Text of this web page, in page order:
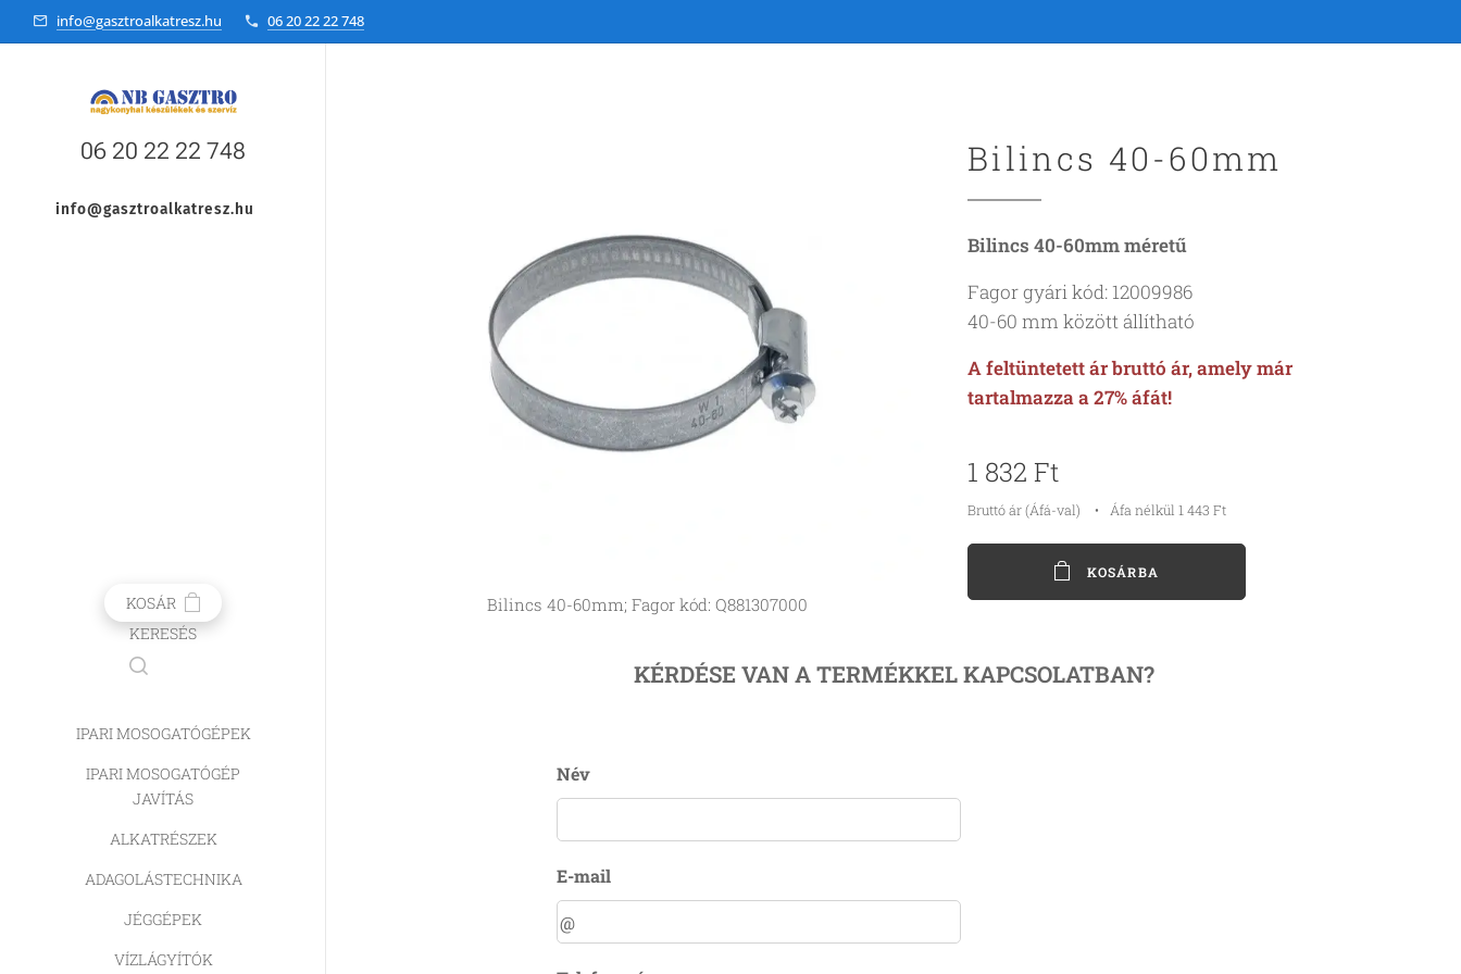
info@gasztroalkatresz.hu 06 20 22 22 748
06 20 22 22 748
info@gasztroalkatresz.hu
KOSÁR
KERESÉS
IPARI MOSOGATÓGÉPEK
IPARI MOSOGATÓGÉP
JAVÍTÁS
ALKATRÉSZEK
ADAGOLÁSTECHNIKA
JÉGGÉPEK
VÍZLÁGYÍTÓK
Bilincs 40-60mm
Bilincs 40-60mm; Fagor kód: Q881307000
Bilincs 40-60mm méretű
Fagor gyári kód: 12009986
40-60 mm között állítható
A feltüntetett ár bruttó ár, amely már
tartalmazza a 27% áfát!
1 832 Ft
Bruttó ár (Áfá-val) Áfa nélkül 1 443 Ft
KOSÁRBA
KÉRDÉSE VAN A TERMÉKKEL KAPCSOLATBAN?
Név
E-mail